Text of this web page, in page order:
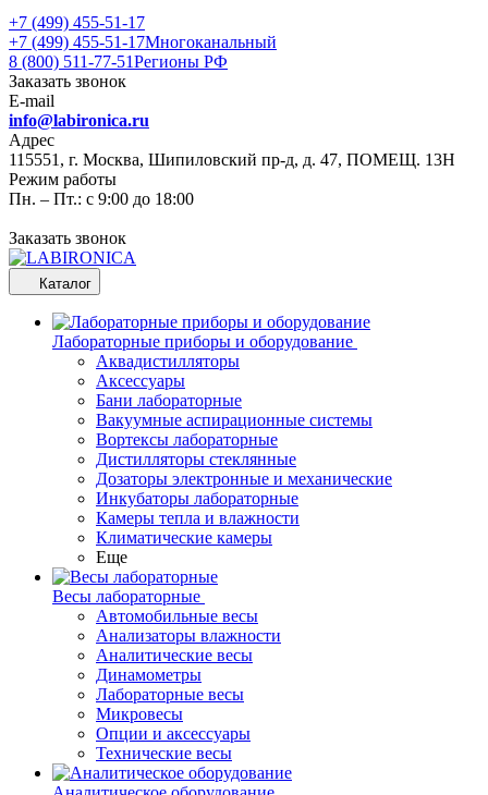
+7 (499) 455-51-17
+7 (499) 455-51-17Многоканальный
8 (800) 511-77-51Регионы РФ
Заказать звонок
E-mail
info@labironica.ru
Адрес
115551, г. Москва, Шипиловский пр-д, д. 47, ПОМЕЩ. 13Н
Режим работы
Пн. – Пт.: с 9:00 до 18:00
Заказать звонок
Каталог
Лабораторные приборы и оборудование
Аквадистилляторы
Аксессуары
Бани лабораторные
Вакуумные аспирационные системы
Вортексы лабораторные
Дистилляторы стеклянные
Дозаторы электронные и механические
Инкубаторы лабораторные
Камеры тепла и влажности
Климатические камеры
Еще
Весы лабораторные
Автомобильные весы
Анализаторы влажности
Аналитические весы
Динамометры
Лабораторные весы
Микровесы
Опции и аксессуары
Технические весы